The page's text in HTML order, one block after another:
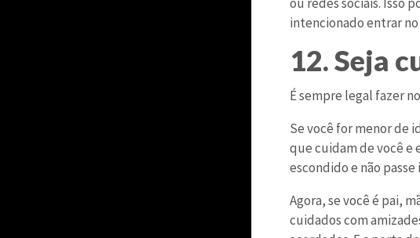
intencionado entrar
12. Seja
É sempre legal fazer
Se você for menor de
que cuidam de você e
escondido e não
Agora, se você é pai,
cuidados com